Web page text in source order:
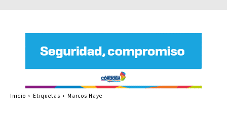
Inicio Etiquetas Marcos Haye